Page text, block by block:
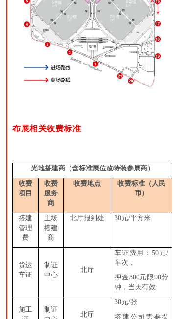
布展相关收费标准
光地搭建商（含标准展位改特装参展商）
收费
项目
收费
服务
商
收费地点
收费标准（人民
币）
搭建
管理
费
主场
搭建
商
北厅报到处 30元/平方米
货运
车证
制证
中心
北厅
车证费用：50元/
车次，
押金300元限90分
钟，当天有效
施工
制证
北厅
30元/张
搭建公司需要提